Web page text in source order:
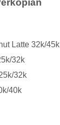
Latte 32k/45k
32k
32k
40k